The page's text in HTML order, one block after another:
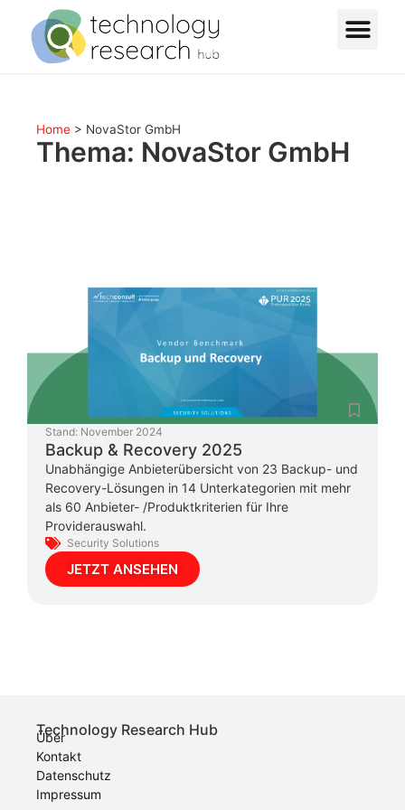
Home > NovaStor GmbH
Thema: NovaStor GmbH
Stand: November 2024
Backup & Recovery 2025
Unabhängige Anbieterübersicht von 23 Backup- und
Recovery-Lösungen in 14 Unterkategorien mit mehr
als 60 Anbieter- /Produktkriterien für Ihre
Providerauswahl.
Security Solutions
JETZT ANSEHEN
Technology Research Hub
Über
Kontakt
Datenschutz
Impressum